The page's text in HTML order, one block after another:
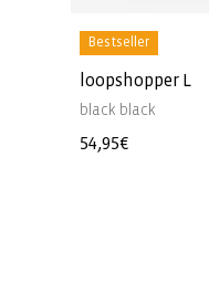
Bestseller
loopshopper L
black black
Prezzo
54,95€